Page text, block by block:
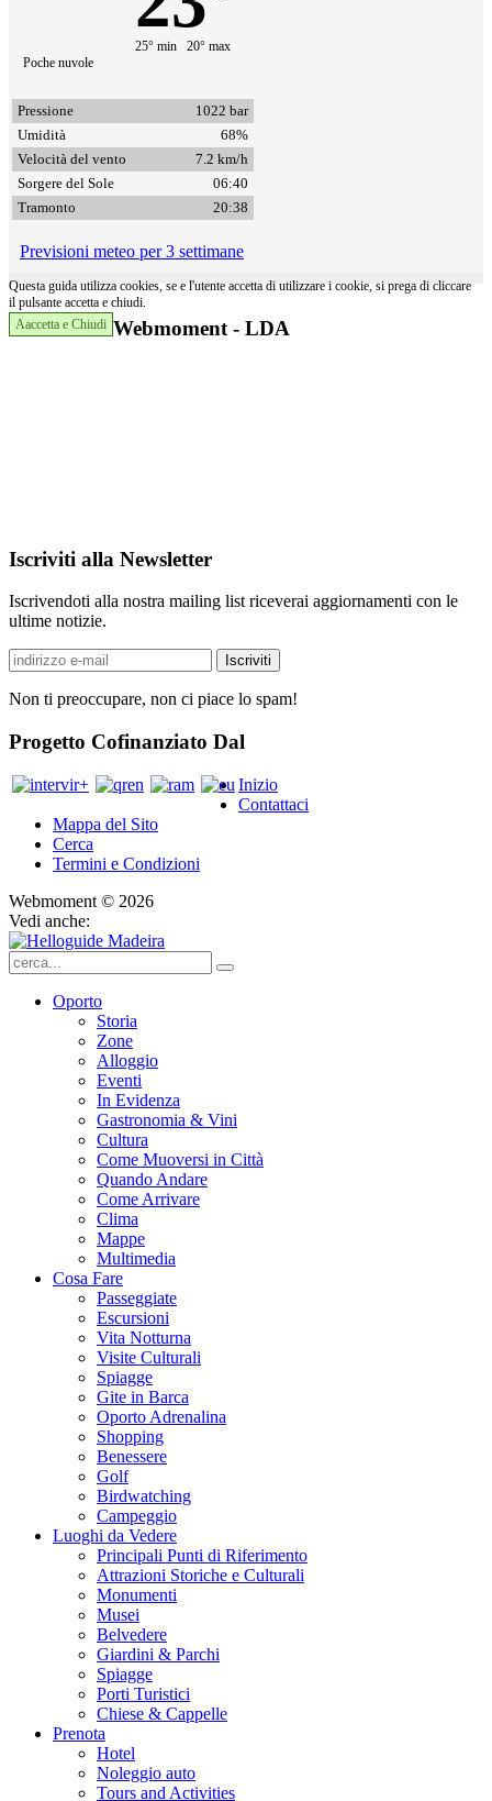
25° min 20° max
Poche nuvole
Pressione
1022 bar
Umidità
68%
Velocità del vento
7.2 km/h
Sorgere del Sole
06:40
Tramonto
20:38
Previsioni meteo per 3 settimane
Questa guida utilizza cookies, se e l'utente accetta di utilizzare i cookie, si prega di cliccare
il pulsante accetta e chiudi.
Aaccetta e Chiudi Webmoment - LDA
Iscriviti alla Newsletter
Iscrivendoti alla nostra mailing list riceverai aggiornamenti con le
ultime notizie.
Non ti preoccupare, non ci piace lo spam!
Progetto Cofinanziato Dal
Inizio
Contattaci
Mappa del Sito
Cerca
Termini e Condizioni
Webmoment © 2026
Vedi anche:
Oporto
Storia
Zone
Alloggio
Eventi
In Evidenza
Gastronomia & Vini
Cultura
Come Muoversi in Città
Quando Andare
Come Arrivare
Clima
Mappe
Multimedia
Cosa Fare
Passeggiate
Escursioni
Vita Notturna
Visite Culturali
Spiagge
Gite in Barca
Oporto Adrenalina
Shopping
Benessere
Golf
Birdwatching
Campeggio
Luoghi da Vedere
Principali Punti di Riferimento
Attrazioni Storiche e Culturali
Monumenti
Musei
Belvedere
Giardini & Parchi
Spiagge
Porti Turistici
Chiese & Cappelle
Prenota
Hotel
Noleggio auto
Tours and Activities